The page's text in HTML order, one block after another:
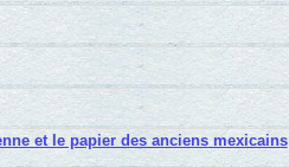
et le papier des anciens mexicains